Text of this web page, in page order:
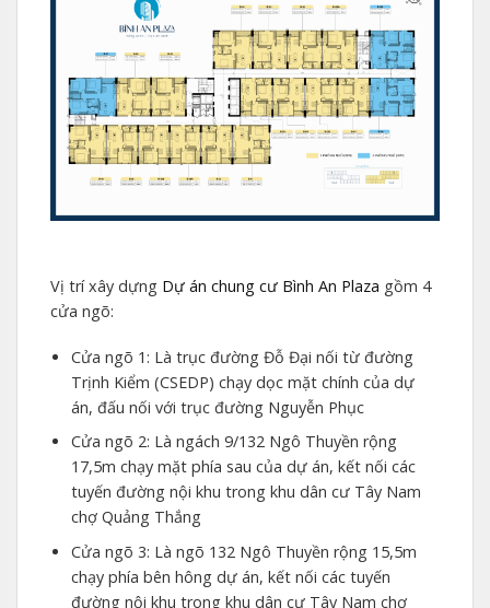
Vị trí xây dựng Dự án chung cư Bình An Plaza gồm 4
cửa ngõ:
Cửa ngõ 1: Là trục đường Đỗ Đại nối từ đường
Trịnh Kiểm (CSEDP) chạy dọc mặt chính của dự
án, đấu nối với trục đường Nguyễn Phục
Cửa ngõ 2: Là ngách 9/132 Ngô Thuyền rộng
17,5m chạy mặt phía sau của dự án, kết nối các
tuyến đường nội khu trong khu dân cư Tây Nam
chợ Quảng Thắng
Cửa ngõ 3: Là ngõ 132 Ngô Thuyền rộng 15,5m
chạy phía bên hông dự án, kết nối các tuyến
đường nội khu trong khu dân cư Tây Nam chợ